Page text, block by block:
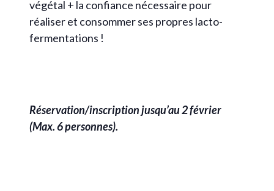
végétal + la confiance nécessaire pour
réaliser et consommer ses propres lacto-
fermentations !
Réservation/inscription jusqu’au 2 février
(Max. 6 personnes).